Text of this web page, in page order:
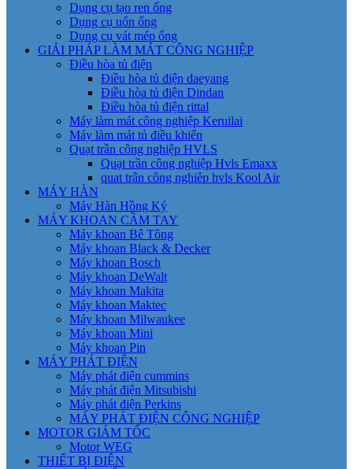
Dụng cụ tạo ren ống
Dụng cụ uốn ống
Dụng cụ vát mép ống
GIẢI PHÁP LÀM MÁT CÔNG NGHIỆP
Điều hòa tủ điện
Điều hòa tủ điện daeyang
Điều hòa tủ điện Dindan
Điều hòa tủ điện rittal
Máy làm mát công nghiệp Keruilai
Máy làm mát tủ điều khiển
Quạt trần công nghiệp HVLS
Quạt trần công nghiệp Hvls Emaxx
quat trân công nghiêp hvls Kool Air
MÁY HÀN
Máy Hàn Hồng Ký
MÁY KHOAN CẦM TAY
Máy khoan Bê Tông
Máy khoan Black & Decker
Máy khoan Bosch
Máy khoan DeWalt
Máy khoan Makita
Máy khoan Maktec
Máy khoan Milwaukee
Máy khoan Mini
Máy khoan Pin
MÁY PHÁT ĐIỆN
Máy phát điện cummins
Máy phát điện Mitsubishi
Máy phát điện Perkins
MÁY PHÁT ĐIỆN CÔNG NGHIỆP
MOTOR GIẢM TỐC
Motor WEG
THIẾT BỊ ĐIỆN